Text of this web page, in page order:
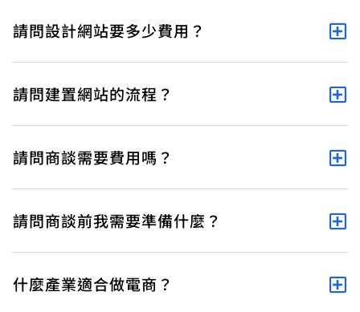
請問設計網站要多少費用？
請問建置網站的流程？
請問商談需要費用嗎？
請問商談前我需要準備什麼？
什麼產業適合做電商？